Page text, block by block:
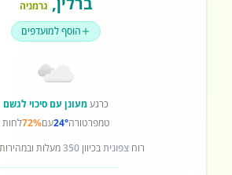
גרמניה
הוסף למועדפים
כרגעמעונן עם סיכוי לגשם
טמפרטורה24°עם72%לחות
רוחצפוניתבכיוון350מעלות